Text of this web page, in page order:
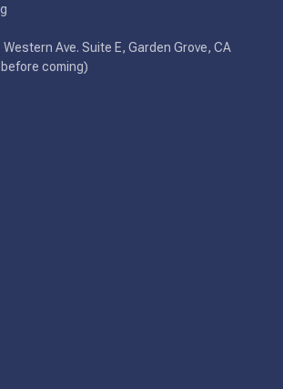
Ave. Suite E, Garden Grove, CA
coming)